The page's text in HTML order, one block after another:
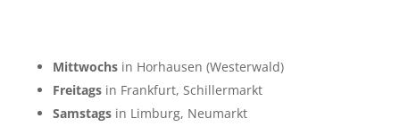
Mittwochsin Horhausen (Westerwald)
Freitagsin Frankfurt, Schillermarkt
Samstagsin Limburg, Neumarkt